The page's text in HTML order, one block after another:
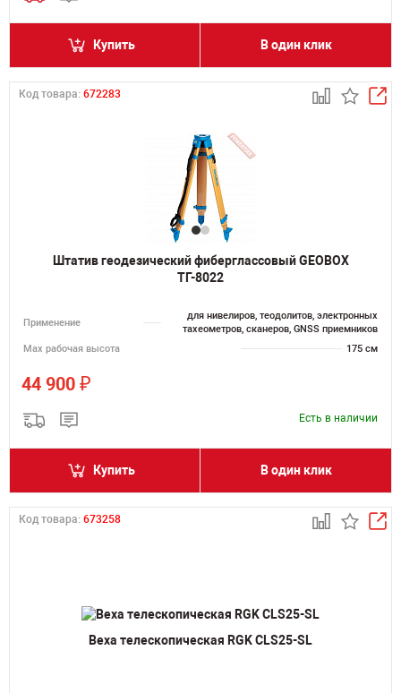
Купить В один клик
Код товара: 672283
Штатив геодезический фиберглассовый GEOBOX
ТГ-8022
Применение
для нивелиров, теодолитов, электронных
тахеометров, сканеров, GNSS приемников
Мах рабочая высота
175 см
44 900 ₽
Есть в наличии
Купить В один клик
Код товара: 673258
Веха телескопическая RGK CLS25-SL